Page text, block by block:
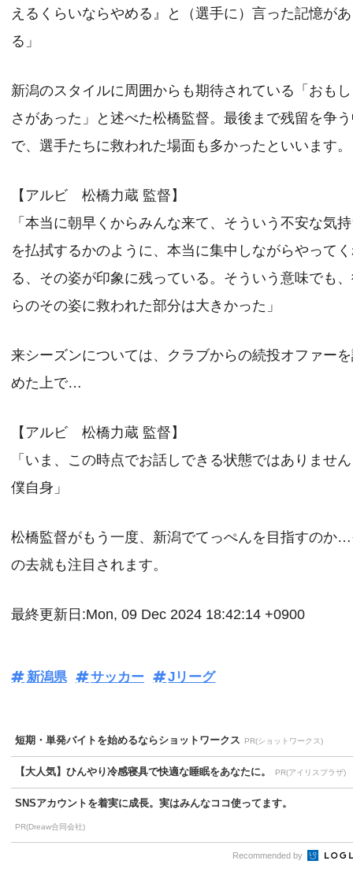
えるくらいならやめる』と（選手に）言った記憶があ
る」
新潟のスタイルに周囲からも期待されている「おも
さがあった」と述べた松橋監督。最後まで残留を争
で、選手たちに救われた場面も多かったといいます。
【アルビ 松橋力蔵 監督】
「本当に朝早くからみんな来て、そういう不安な気
を払拭するかのように、本当に集中しながらやって
る、その姿が印象に残っている。そういう意味でも
らのその姿に救われた部分は大きかった」
来シーズンについては、クラブからの続投オファー
めた上で…
【アルビ 松橋力蔵 監督】
「いま、この時点でお話しできる状態ではありませ
僕自身」
松橋監督がもう一度、新潟でてっぺんを目指すのか
の去就も注目されます。
最終更新日:Mon, 09 Dec 2024 18:42:14 +0900
新潟県 サッカー Jリーグ
短期・単発バイトを始めるならショットワークス PR(ショットワークス)
【大人気】ひんやり冷感寝具で快適な睡眠をあなたに。 PR(アイリスプラザ)
SNSアカウントを着実に成長。実はみんなココ使ってます。
PR(Dreaw合同会社)
Recommended by